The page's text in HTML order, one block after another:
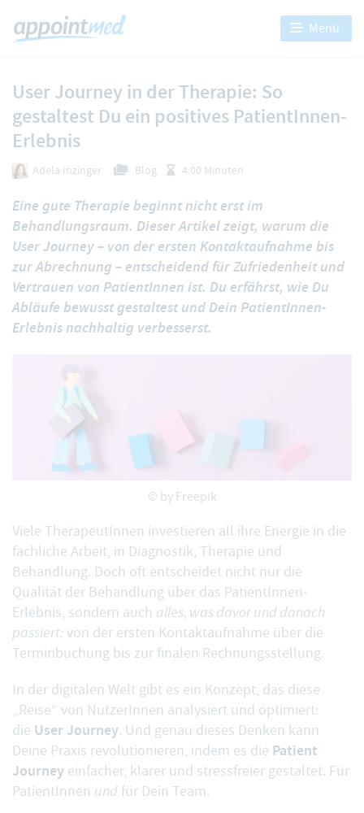
Menü
User Journey in der Therapie: So
gestaltest Du ein positives PatientInnen-
Erlebnis
Adela Inzinger Blog 4:00 Minuten
Eine gute Therapie beginnt nicht erst im
Behandlungsraum. Dieser Artikel zeigt, warum die
User Journey – von der ersten Kontaktaufnahme bis
zur Abrechnung – entscheidend für Zufriedenheit und
Vertrauen von PatientInnen ist. Du erfährst, wie Du
Abläufe bewusst gestaltest und Dein PatientInnen-
Erlebnis nachhaltig verbesserst.
© by Freepik
Viele TherapeutInnen investieren all ihre Energie in die
fachliche Arbeit, in Diagnostik, Therapie und
Behandlung. Doch oft entscheidet nicht nur die
Qualität der Behandlung über das PatientInnen-
Erlebnis, sondern auch alles, was davor und danach
passiert: von der ersten Kontaktaufnahme über die
Terminbuchung bis zur finalen Rechnungsstellung.
In der digitalen Welt gibt es ein Konzept, das diese
„Reise“ von NutzerInnen analysiert und optimiert:
die User Journey. Und genau dieses Denken kann
Deine Praxis revolutionieren, indem es die Patient
Journey einfacher, klarer und stressfreier gestaltet. Für
PatientInnen und für Dein Team.